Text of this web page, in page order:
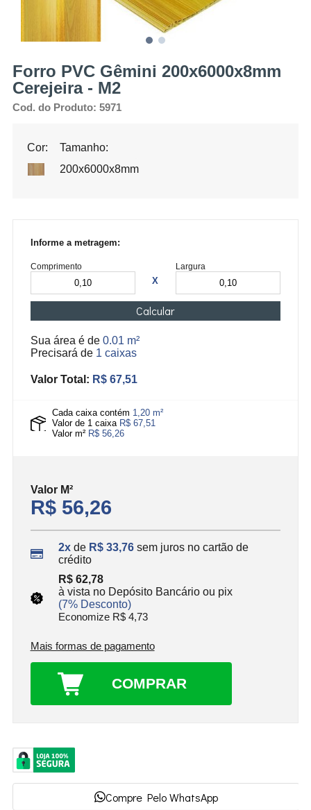
Forro PVC Gêmini 200x6000x8mm
Cerejeira - M2
Cod. do Produto: 5971
Cor:
Tamanho:
200x6000x8mm
Informe a metragem:
Comprimento
X
Largura
Calcular
Sua área é de 0.01 m²
Precisará de 1 caixas
Valor Total: R$ 67,51
Cada caixa contém 1,20 m²
Valor de 1 caixa R$ 67,51
Valor m² R$ 56,26
Valor M²
R$ 56,26
2xde R$ 33,76 sem juros no cartão de
crédito
R$ 62,78
à vista no Depósito Bancário ou pix
(7% Desconto)
Economize R$ 4,73
Mais formas de pagamento
COMPRAR
Compre Pelo WhatsApp